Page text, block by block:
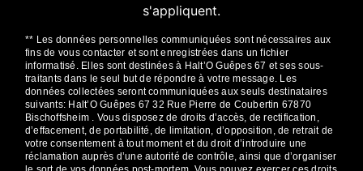
s'appliquent.
** Les données personnelles communiquées sont nécessaires aux
fins de vous contacter et sont enregistrées dans un fichier
informatisé. Elles sont destinées à Halt’O Guêpes 67 et ses sous-
traitants dans le seul but de répondre à votre message. Les
données collectées seront communiquées aux seuls destinataires
suivants: Halt’O Guêpes 67 32 Rue Pierre de Coubertin 67870
Bischoffsheim . Vous disposez de droits d’accès, de rectification,
d’effacement, de portabilité, de limitation, d’opposition, de retrait de
votre consentement à tout moment et du droit d’introduire une
réclamation auprès d’une autorité de contrôle, ainsi que d’organiser